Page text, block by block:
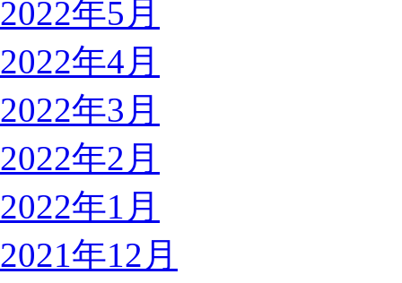
2022年5月
2022年4月
2022年3月
2022年2月
2022年1月
2021年12月